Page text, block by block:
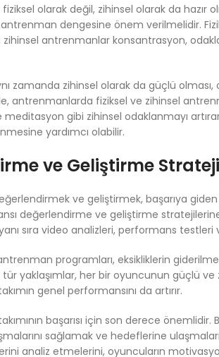
fiziksel olarak değil, zihinsel olarak da hazır
dengesine önem verilmelidir.
zihinsel antrenmanlar konsantrasyon,
zamanda zihinsel olarak da güçlü
antrenmanlarda fiziksel ve zihinsel
gibi zihinsel odaklanmayı
yardımcı olabilir.
ve Geliştirme
ve geliştirmek, başarıya
değerlendirme ve geliştirme
sıra video analizleri, performans testleri
programları, eksikliklerin
yaklaşımlar, her bir oyuncunun güçlü ve
genel performansını da artırır.
başarısı için son derece önemlidir.
sağlamak ve hedeflerine
analiz etmelerini, oyuncuların